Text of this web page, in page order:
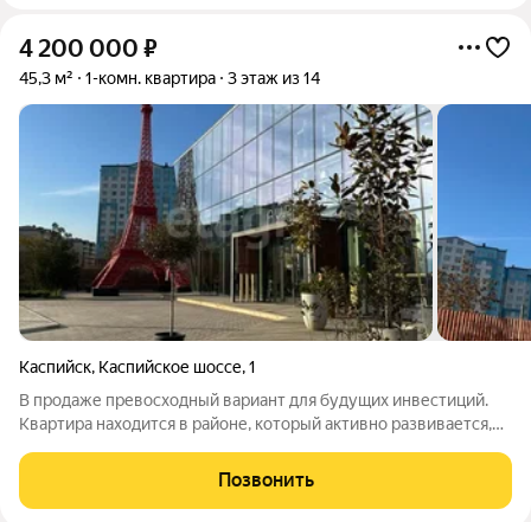
4 200 000 ₽
45,3 м² 1-комн. квартира 3 этаж из 14
Каспийск, Каспийское шоссе,1
В продаже превосходный вариант для будущих инвестиций.
Квартира находится в районе, который активно развивается,
недвижимости в будущем. В окрестностях можно найти новые
жилые комплексы, магазины, кафе и
Позвонить